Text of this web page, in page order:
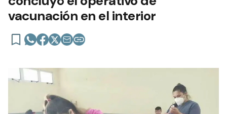
vacunación en el interior